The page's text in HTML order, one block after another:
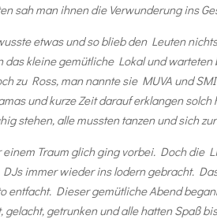
sah man ihnen die Verwunderung ins
etwas und so blieb den Leuten
kleine gemütliche Lokal und
zu Ross, man nannte sie MUVA und
und kurze Zeit darauf erklangen
stehen, alle mussten tanzen und sich
einem Traum glich ging vorbei. Doch die
immer wieder ins lodern gebracht.
entfacht. Dieser gemütliche Abend
gelacht, getrunken und alle hatten Spaß